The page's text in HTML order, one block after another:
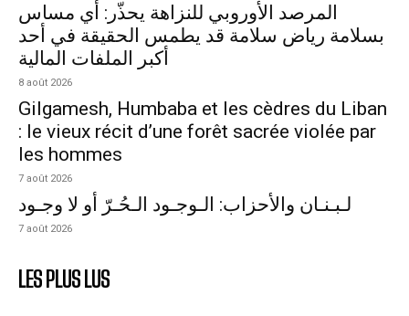
المرصد الأوروبي للنزاهة يحذّر: أي مساس
بسلامة رياض سلامة قد يطمس الحقيقة في أحد
أكبر الملفات المالية
8 août 2026
Gilgamesh, Humbaba et les cèdres du Liban
: le vieux récit d’une forêt sacrée violée par
les hommes
7 août 2026
لـبـنـان والأحزاب: الـوجـود الـحُـرّ أو لا وجـود
7 août 2026
LES PLUS LUS